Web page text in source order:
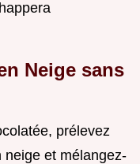
Neige sans
prélevez
neige et mélangez-